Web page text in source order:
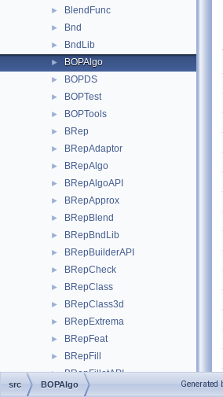
► BlendFunc
► Bnd
► BndLib
► BOPAlgo
► BOPDS
► BOPTest
► BOPTools
► BRep
► BRepAdaptor
► BRepAlgo
► BRepAlgoAPI
► BRepApprox
► BRepBlend
► BRepBndLib
► BRepBuilderAPI
► BRepCheck
► BRepClass
► BRepClass3d
► BRepExtrema
► BRepFeat
► BRepFill
► BRepFilletAPI
► BRepGProp
src BOPAlgo Generated